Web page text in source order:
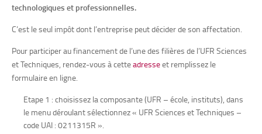
technologiques et professionnelles.
C’est le seul impôt dont l’entreprise peut décider de son affectation.
Pour participer au financement de l’une des filières de l’UFR Sciences
et Techniques, rendez-vous à cetteadresseet remplissez le
formulaire en ligne.
Etape 1 : choisissez la composante (UFR – école, instituts), dans
le menu déroulant sélectionnez « UFR Sciences et Techniques –
code UAI : 0211315R ».